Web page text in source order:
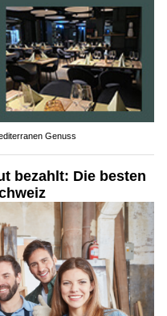
Genuss
bezahlt: Die besten